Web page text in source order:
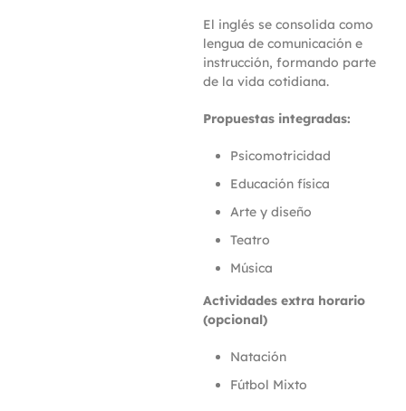
El inglés se consolida como
lengua de comunicación e
instrucción, formando parte
de la vida cotidiana.
Propuestas integradas:
Psicomotricidad
Educación física
Arte y diseño
Teatro
Música
Actividades extra horario
(opcional)
Natación
Fútbol Mixto